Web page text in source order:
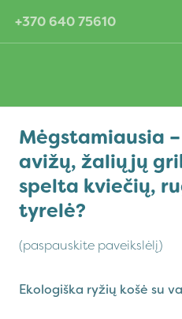
+370 640 75610
Mėgstamiausia
avižų, žaliųjų
spelta kviečių,
tyrelė?
(paspauskite paveikslėlį)
Ekologiška ryžių košė su